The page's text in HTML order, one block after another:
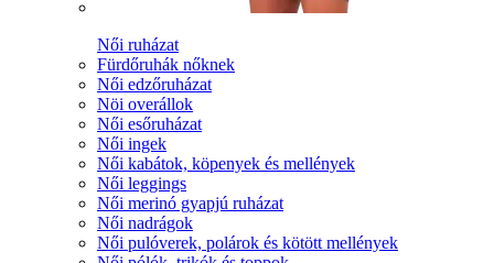
Női ruházat
Fürdőruhák nőknek
Női edzőruházat
Nöi overállok
Női esőruházat
Női ingek
Női kabátok, köpenyek és mellények
Női leggings
Női merinó gyapjú ruházat
Női nadrágok
Női pulóverek, polárok és kötött mellények